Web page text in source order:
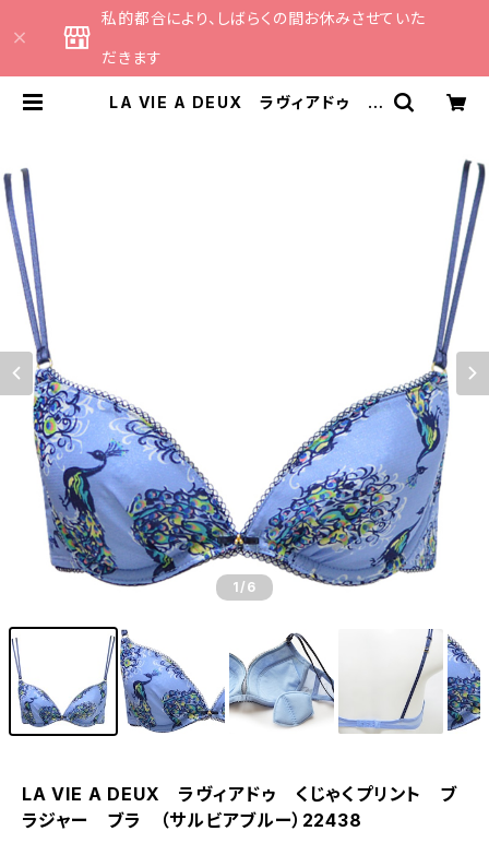
私的都合により、しばらくの間お休みさせていた
だきます
LA VIE A DEUX ラヴィアドゥ く
1 /6
LA VIE A DEUX ラヴィアドゥ くじゃくプリント ブ
ラジャー ブラ （サルビアブルー）22438